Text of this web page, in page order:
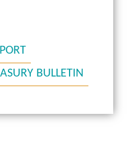
BULLETIN